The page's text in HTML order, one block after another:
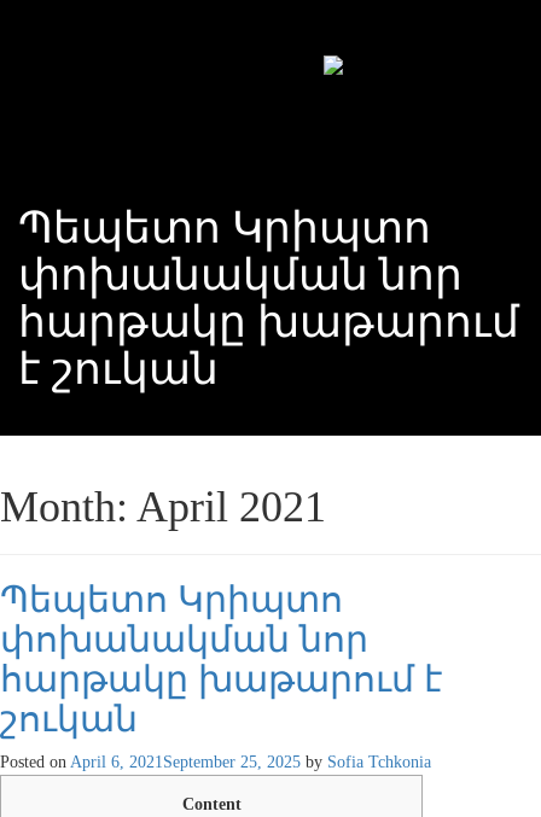
Պեպետո Կրիպտո
փոխանակման նոր
հարթակը խաթարում
է շուկան
Month: April 2021
Պեպետո Կրիպտո
փոխանակման նոր
հարթակը խաթարում է
շուկան
Posted on April 6, 2021September 25, 2025 by Sofia Tchkonia
Content